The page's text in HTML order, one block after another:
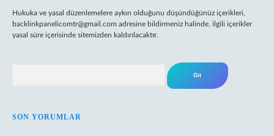
Hukuka ve yasal düzenlemelere aykırı olduğunu düşündüğünüz içerikleri,
backlinkpanelicomtr@gmail.com adresine bildirmeniz halinde, ilgili içerikler
yasal süre içerisinde sitemizden kaldırılacaktır.
SON YORUMLAR